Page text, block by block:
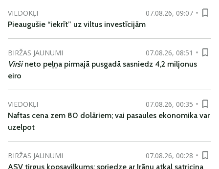
VIEDOKĻI
07.08.26, 09:07
Pieaugušie “iekrīt” uz viltus investīcijām
BIRŽAS JAUNUMI
07.08.26, 08:51
Viršineto peļņa pirmajā pusgadā sasniedz 4,2 miljonus
eiro
VIEDOKĻI
07.08.26, 00:35
Naftas cena zem 80 dolāriem; vai pasaules ekonomika var
uzelpot
BIRŽAS JAUNUMI
07.08.26, 00:28
ASV tirgus kopsavilkums: spriedze ar Irānu atkal satricina